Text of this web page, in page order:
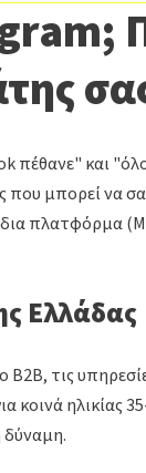
πέθανε" και
που μπορεί να
πλατφόρμα
Ελλάδας
τις
κοινά ηλικίας
δύναμη.